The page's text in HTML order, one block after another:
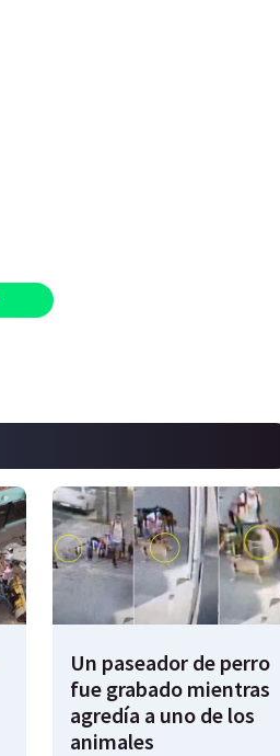
Un paseador de perro
fue grabado mientras
agredía a uno de los
animales